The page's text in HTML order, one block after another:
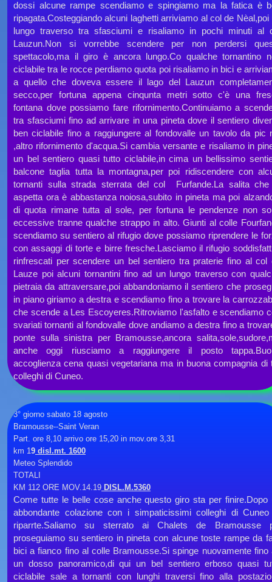
dossi alcune rampe scendiamo e spingiamo ma la fatica è
ripagata.Costeggiando alcuni laghetti arriviamo al col de Nèal,poi
lungo traverso tra sfasciumi e risaliamo in pochi minuti al
Lauzun.Non si vorrebbe scendere per non perdersi
spettacolo,ma il giro è ancora lungo.Co qualche tornantino
ciclabile tra le rocce perdiamo quota poi risaliamo in bici e
a quello che doveva essere il lago del Lauzun
secco,per fortuna appena cinqunta metri sotto c'è una
fontana dove possiamo fare rifornimento.Continuiamo a
tra sfasciumi fino ad arrivare in una pineta dove il sentiero
ben ciclabile fino a raggiungere al fondovalle un tavolo da pic
,altro rifornimento d'acqua.Si cambia versante e risaliamo in
un bel sentiero quasi tutto ciclabile,in cima un bellissimo
balcone taglia tutta la montagna,per poi ridiscendere con
tornanti sulla strada sterrata del col Furfande.La salita
aspetta ora è abbastanza noiosa,subito in pineta ma poi
di quota rimane tutta al sole, per fortuna le pendenze non
eccessive tranne qualche strappo in alto. Giunti al colle
scendiamo su sentiero al rifugio dove possiamo riprendere le
con assaggi di torte e birre fresche.Lasciamo il rifugio
rinfrescati per scendere un bel sentiero tra praterie fino al col
Lauze poi alcuni tornantini fino ad un lungo traverso con
pietraia da attraversare,poi abbandoniamo il sentiero che
in piano giriamo a destra e scendiamo fino a trovare la
che scende a Les Escoyeres.Ritroviamo l'asfalto e scendiamo
svariati tornanti al fondovalle dove andiamo a destra fino a
ponte sulla sinistra per Bramousse,ancora
anche oggi riusciamo a raggiungere il posto
accoglienza cena quasi vegetariana ma in buona compagnia di
colleghi di Cuneo.
3° giorno sabato 18 agosto
Bramousse--Saint Veran
Part. ore 8,10 arrivo ore 15,20 in mov.ore 3,31
km 19 disl.mt. 1600
Meteo Splendido
TOTALI
KM 112 ORE MOV.14.19 DISL.M.5360
Come tutte le belle cose anche questo giro sta per finire.Dopo
abbondante colazione con i simpaticissimi colleghi di
riparrte.Saliamo su sterrato ai Chalets de Bramousse
proseguiamo su sentiero in pineta con alcune toste rampe da
bici a fianco fino al colle Bramousse.Si spinge nuovamente fino
un dosso panoramico,di qui un bel sentiero erboso quasi
ciclabile sale a tornanti con lunghi traversi fino alla